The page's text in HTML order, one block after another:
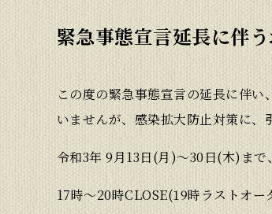
緊急事態宣言延長に伴
この度の緊急事態宣言の延長に伴
いませんが、感染拡大防止対策に、
令和3年 9月13日(月)〜30日(木)まで
17時〜20時CLOSE(19時ラストオー